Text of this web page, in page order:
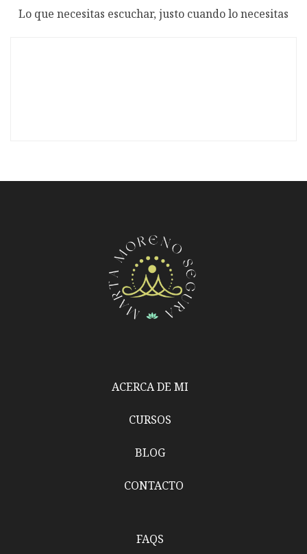
Lo que necesitas escuchar, justo cuando lo necesitas
ACERCA DE MI
CURSOS
BLOG
CONTACTO
FAQS